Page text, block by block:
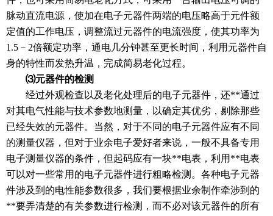
脉动直流电源，使加在电子元器件两端的电压略高于元件额
定值的工作电压，调整流过元器件的电流强度，使其功率为
1.5－2倍额定功率，通电几分钟甚至更长时间，利用元器件自
身的特性而发热升温，完成简易老化过程。
⑶元器件的检测
经过外观检查以及老化处理后的电子元器件，还**通过
对其电气性能与技术参数地测量，以确定其优劣，剔除那些
已经失效的元器件。当然，对于不同的电子元器件应有不同
的测量仪器，但对于业余电子爱好者来说，一般不具备专用
电子测量仪器的条件，但起码应有一块**电表，利用**电表
可以对一些常用的电子元器件进行粗略检测。各种电子元器
件涉及到的电性能参数很多，我们要根据业余制作牵涉到的
**要弄清楚的有关参数进行检测，而不必对该元器件的所有